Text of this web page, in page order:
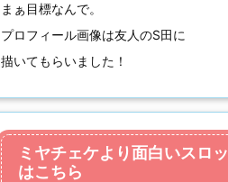
まぁ目標なんで。
プロフィール画像は友人のS田に
描いてもらいました！
ミヤチェケより面白いスロ
はこちら